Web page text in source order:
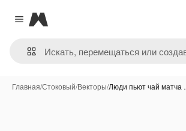
Close menu
Magnific
Главная/Стоковый/Векторы/Люди пьют чай матча